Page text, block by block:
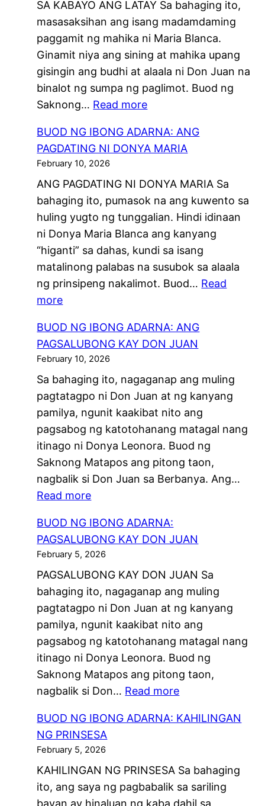
SA KABAYO ANG LATAY Sa bahaging ito,
masasaksihan ang isang madamdaming
paggamit ng mahika ni Maria Blanca.
Ginamit niya ang sining at mahika upang
gisingin ang budhi at alaala ni Don Juan na
binalot ng sumpa ng paglimot. Buod ng
Saknong… Read more:
U
O
N
G
I
B
O
N
G
A
R
A
:
S
A
K
A
B
Y
O
N
BUOD NG IBONG ADARNA: ANG
PAGDATING NI DONYA MARIA
February 10, 2026
ANG PAGDATING NI DONYA MARIA Sa
bahaging ito, pumasok na ang kuwento sa
huling yugto ng tunggalian. Hindi idinaan
ni Donya Maria Blanca ang kanyang
“higanti” sa dahas, kundi sa isang
matalinong palabas na susubok sa alaala
ng prinsipeng nakalimot. Buod… Read
more:
U
O
D
N
G
I
B
O
N
G
A
A
R
A
:
A
N
G
P
A
G
D
A
T
I
G
BUOD NG IBONG ADARNA: ANG
PAGSALUBONG KAY DON JUAN
February 10, 2026
Sa bahaging ito, nagaganap ang muling
pagtatagpo ni Don Juan at ng kanyang
pamilya, ngunit kaakibat nito ang
pagsabog ng katotohanang matagal nang
itinago ni Donya Leonora. Buod ng
Saknong Matapos ang pitong taon,
nagbalik si Don Juan sa Berbanya. Ang…
Read more:
U
O
D
N
G
I
B
O
N
G
A
A
R
A
:
BUOD NG IBONG ADARNA:
PAGSALUBONG KAY DON JUAN
February 5, 2026
PAGSALUBONG KAY DON JUAN Sa
bahaging ito, nagaganap ang muling
pagtatagpo ni Don Juan at ng kanyang
pamilya, ngunit kaakibat nito ang
pagsabog ng katotohanang matagal nang
itinago ni Donya Leonora. Buod ng
Saknong Matapos ang pitong taon,
nagbalik si Don… Read more:
U
N
G
BUOD NG IBONG ADARNA: KAHILINGAN
NG PRINSESA
February 5, 2026
KAHILINGAN NG PRINSESA Sa bahaging
ito, ang saya ng pagbabalik sa sariling
bayan ay hinaluan ng kaba dahil sa